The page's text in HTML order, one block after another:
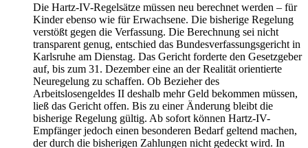
Die Hartz-IV-Regelsätze müssen neu berechnet werden – für
Kinder ebenso wie für Erwachsene. Die bisherige Regelung
verstößt gegen die Verfassung. Die Berechnung sei nicht
transparent genug, entschied das Bundesverfassungsgericht in
Karlsruhe am Dienstag. Das Gericht forderte den Gesetzgeber
auf, bis zum 31. Dezember eine an der Realität orientierte
Neuregelung zu schaffen. Ob Bezieher des
Arbeitslosengeldes II deshalb mehr Geld bekommen müssen,
ließ das Gericht offen. Bis zu einer Änderung bleibt die
bisherige Regelung gültig. Ab sofort können Hartz-IV-
Empfänger jedoch einen besonderen Bedarf geltend machen,
der durch die bisherigen Zahlungen nicht gedeckt wird. In